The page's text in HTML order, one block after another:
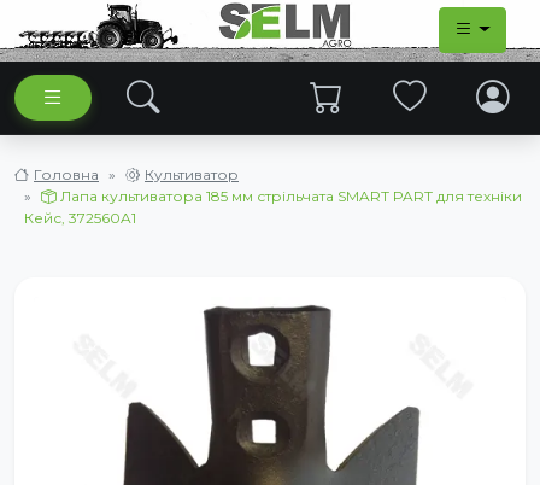
Головна
Культиватор
Лапа культиватора 185 мм стрільчата SMART PART для техніки
Кейс, 372560A1